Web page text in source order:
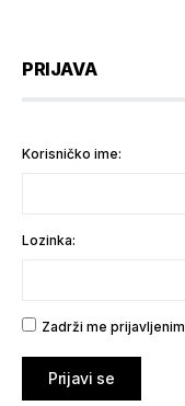
PRIJAVA
Korisničko ime:
Lozinka:
Zadrži me prijavljenim
Prijavi se